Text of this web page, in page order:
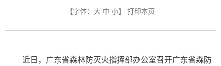
【字体： 大 中 小】 打印本页
近日，广东省森林防灭火指挥部办公室召开广东省森防